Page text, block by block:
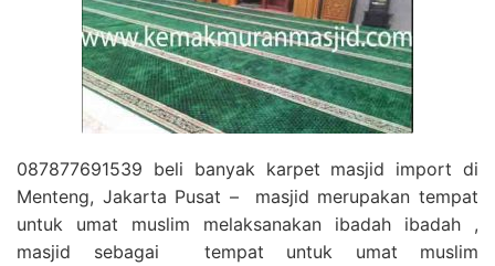
087877691539 beli banyak karpet masjid import di
Menteng, Jakarta Pusat – masjid merupakan tempat
untuk umat muslim melaksanakan ibadah ibadah ,
masjid sebagai tempat untuk umat muslim